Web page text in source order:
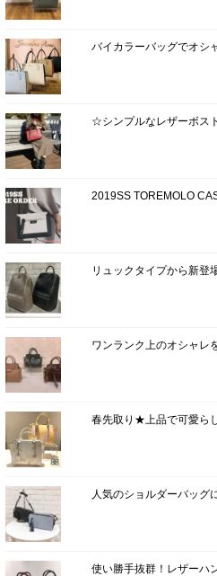
バイカラーバッグでオシ
☆シンプルなレザーボス
2019SS TOREMOLO
リュックタイプから新登
ワンランク上のオシャレ
春先取り★上品で可愛ら
人気のショルダーバッグ
使い勝手抜群！レザーハ